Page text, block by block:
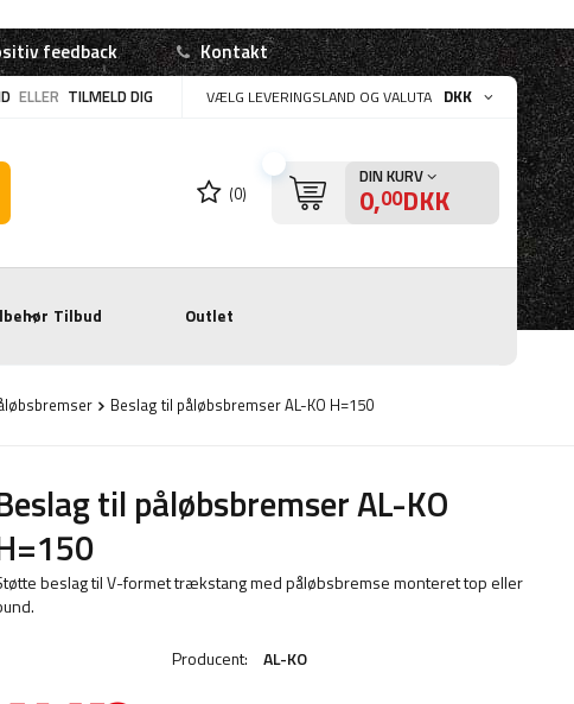
feedback Kontakt
ELLER TILMELD DIG VÆLG LEVERINGSLAND OG VALUTA DKK
(0)
DIN KURV
0,00DKK
Tilbud Outlet
Beslag til påløbsbremser AL-KO H=150
til påløbsbremser AL-KO
beslag til V-formet trækstang med påløbsbremse monteret top eller
Producent: AL-KO